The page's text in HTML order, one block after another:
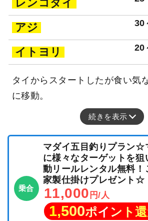
レンコダイ
アジ
30
イトヨリ
20
タイからスタートしたが食い気
に移動。
続きを表示
乗合
マダイ五目釣りプラン☆
に様々なターゲットを
動リールレンタル無料！
家製仕掛けプレゼント☆
11,000 円/人
1,500ポイント